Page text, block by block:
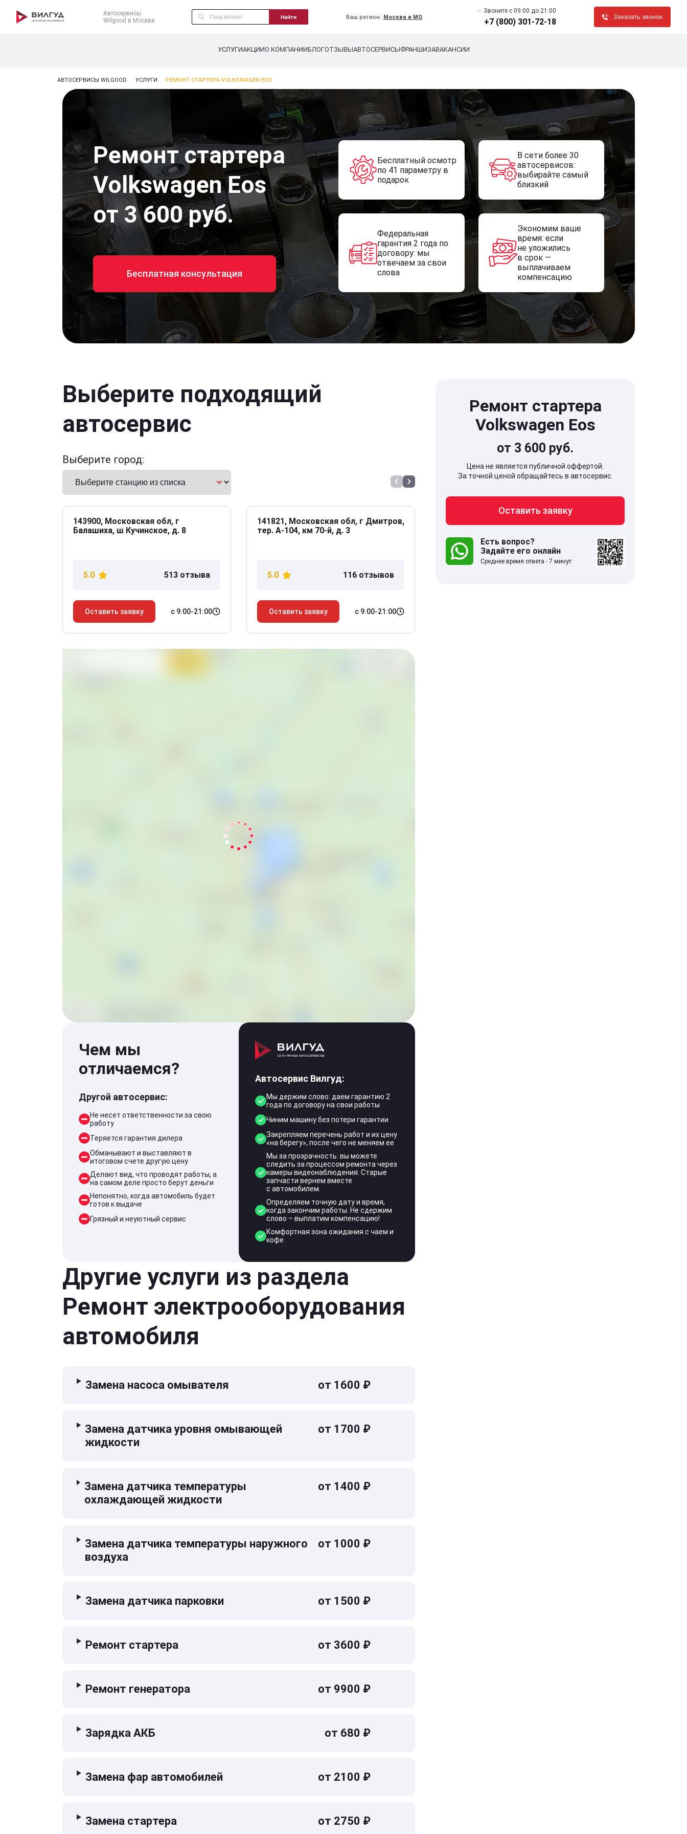
Автосервисы
Wilgood в Москве
Найти Ваш регион: Москва и МО
Звоните c 09:00 до 21:00
+7 (800) 301-72-18
Заказать звонок
УСЛУГИАКЦИИО КОМПАНИИБЛОГОТЗЫВЫАВТОСЕРВИСЫФРАНШИЗАВАКАНСИИ
АВТОСЕРВИСЫ WILGOOD УСЛУГИ РЕМОНТ СТАРТЕРА VOLKSWAGEN EOS
Ремонт стартера
Volkswagen Eos
от 3 600 руб.
Бесплатная консультация
Бесплатный осмотр
по 41 параметру в
подарок
В сети более 30
автосервисов:
выбирайте самый
близкий
Федеральная
гарантия 2 года по
договору: мы
отвечаем за свои
слова
Экономим ваше
время: если
не уложились
в срок —
выплачиваем
компенсацию
Выберите подходящий
автосервис
Выберите город:
143900, Московская обл, г
Балашиха, ш Кучинское, д. 8
5.0 513 отзыва
Оставить заявку с 9:00-21:00
141821, Московская обл, г Дмитров,
тер. А-104, км 70-й, д. 3
5.0 116 отзывов
Оставить заявку с 9:00-21:00
141707, Московская обл,
дом 5
Чем мы
отличаемся?
Другой автосервис:
Не несет ответственности за свою
работу
Теряется гарантия дилера
Обманывают и выставляют в
итоговом счете другую цену
Делают вид, что проводят работы, а
на самом деле просто берут деньги
Непонятно, когда автомобиль будет
готов к выдаче
Грязный и неуютный сервис
Автосервис Вилгуд:
Мы держим слово: даем гарантию 2
года по договору на свои работы
Чиним машину без потери гарантии
Закрепляем перечень работ и их цену
«на берегу», после чего не меняем ее
Мы за прозрачность: вы можете
следить за процессом ремонта через
камеры видеонаблюдения. Старые
запчасти вернем вместе
с автомобилем.
Определяем точную дату и время,
когда закончим работы. Не сдержим
слово – выплатим компенсацию!
Комфортная зона ожидания с чаем и
кофе
Другие услуги из раздела
Ремонт электрооборудования
автомобиля
Замена насоса омывателя от 1600 ₽
Замена датчика уровня омывающей
жидкости
от 1700 ₽
Замена датчика температуры
охлаждающей жидкости
от 1400 ₽
Замена датчика температуры наружного
воздуха
от 1000 ₽
Замена датчика парковки от 1500 ₽
Ремонт стартера от 3600 ₽
Ремонт генератора от 9900 ₽
Зарядка АКБ от 680 ₽
Замена фар автомобилей от 2100 ₽
Замена стартера от 2750 ₽
Ремонт стартера
Volkswagen Eos
от 3 600 руб.
Цена не является публичной оффертой.
За точной ценой обращайтесь в автосервис.
Оставить заявку
Есть вопрос?
Задайте его онлайн
Среднее время ответа - 7 минут